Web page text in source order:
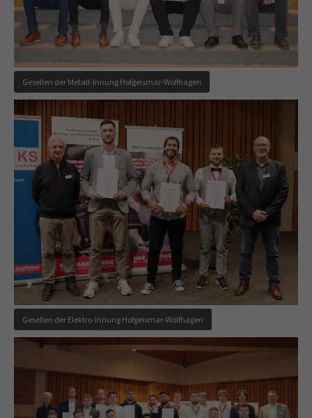
Gesellen der Metall-Innung Hofgeismar-Wolfhagen
Gesellen der Elektro-Innung Hofgeismar-Wolfhagen